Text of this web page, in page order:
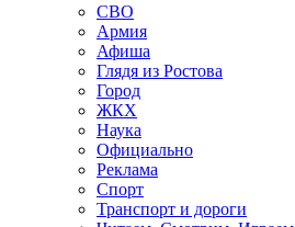
СВО
Армия
Афиша
Глядя из Ростова
Город
ЖКХ
Наука
Официально
Реклама
Спорт
Транспорт и дороги